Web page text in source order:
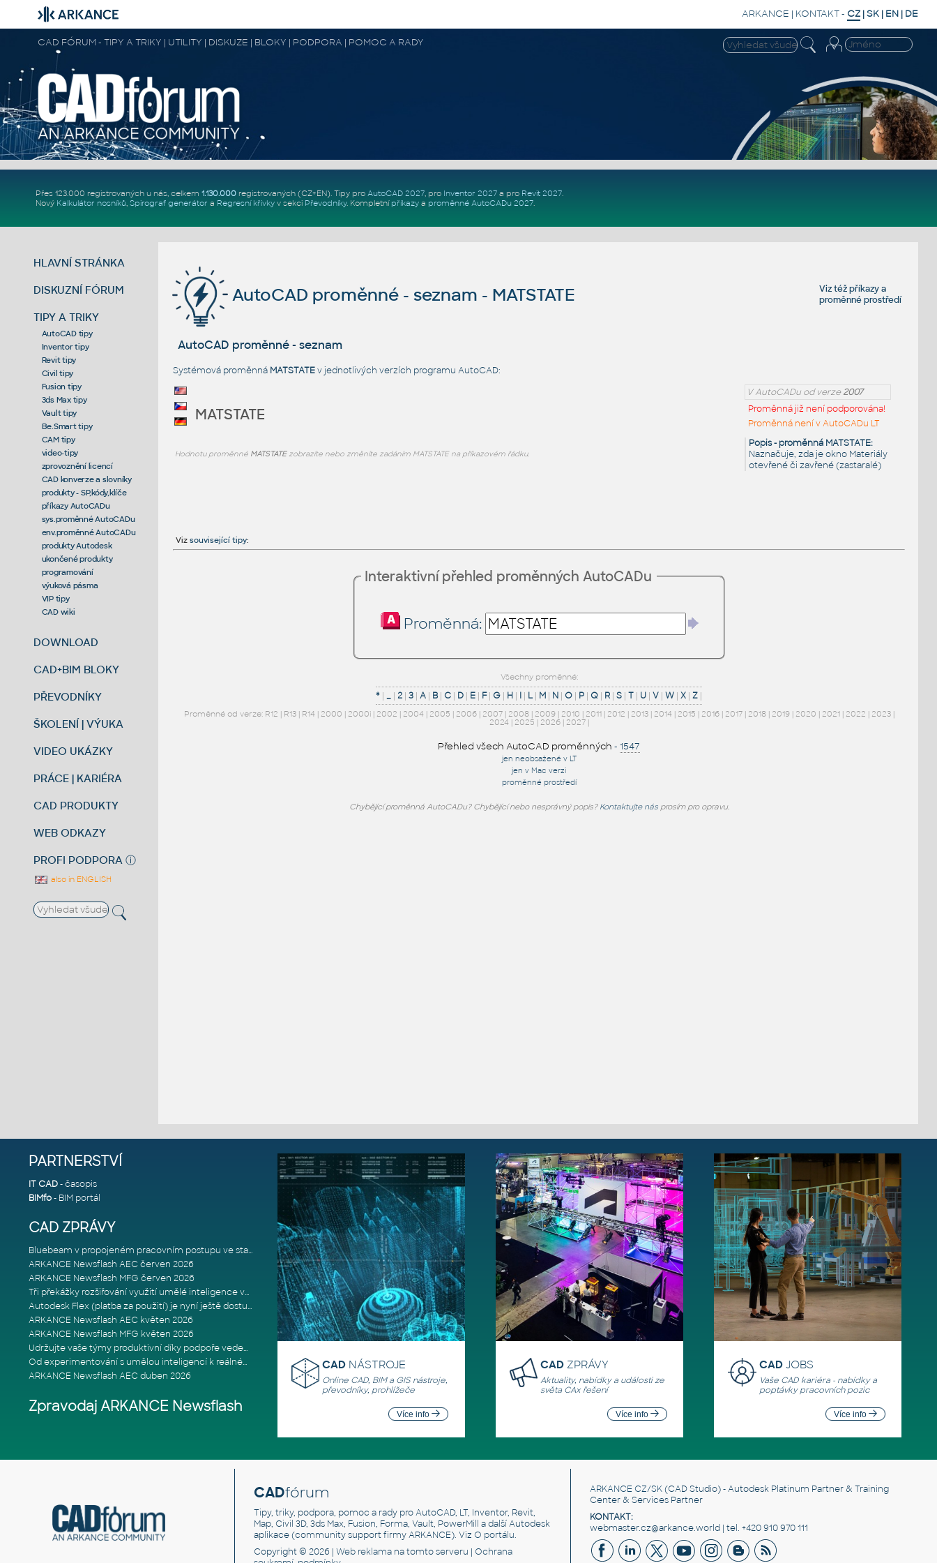
ARKANCE | KONTAKT- CZ |SK | EN | DE
CAD FÓRUM - TIPY A TRIKY | UTILITY | DISKUZE | BLOKY | PODPORA | POMOC A RADY
Přes 123.000 registrovaných u nás, celkem 1.130.000registrovaných (CZ+EN). Tipy pro AutoCAD 2027, pro Inventor 2027a pro Revit 2027.
Nový Kalkulátor nosníků, Spirograf generátor a Regresní křivkyv sekci Převodníky. Kompletní příkazya proměnné AutoCADu 2027.
HLAVNÍ STRÁNKA
DISKUZNÍ FÓRUM
TIPY A TRIKY
AutoCAD tipy
Inventor tipy
Revit tipy
Civil tipy
Fusion tipy
3ds Max tipy
Vault tipy
Be.Smart tipy
CAM tipy
video-tipy
zprovoznění licencí
CAD konverze a slovníky
produkty - SP,kódy,klíče
příkazy AutoCADu
sys.proměnné AutoCADu
env.proměnné AutoCADu
produkty Autodesk
ukončené produkty
programování
výuková pásma
VIP tipy
CAD wiki
DOWNLOAD
CAD+BIM BLOKY
PŘEVODNÍKY
ŠKOLENÍ | VÝUKA
VIDEO UKÁZKY
PRÁCE | KARIÉRA
CAD PRODUKTY
WEB ODKAZY
PROFI PODPORA ⓘ
also in ENGLISH
Viz téžpříkazya
proměnné prostředí
AutoCAD proměnné - seznam - MATSTATE
AutoCAD proměnné - seznam
Systémová proměnná MATSTATEv jednotlivých verzích programu AutoCAD:
V AutoCADu od verze2007
Proměnná již není podporována!
Proměnná není v AutoCADu LT
Popis - proměnná MATSTATE:
Naznačuje, zda je okno Materiály
otevřené či zavřené (zastaralé)
MATSTATE
Hodnotu proměnné MATSTATEzobrazíte nebo změníte zadáním MATSTATE na příkazovém řádku.
Viz související tipy:
Interaktivní přehled proměnných AutoCADu
Proměnná:
Všechny proměnné:
* | _ |2 |3 |A | B |C | D | E | F|G | H | I | L | M | N |O | P |Q | R |S |T | U |V |W |X |Z |
Proměnné od verze: R12 | R13| R14| 2000 | 2000i| 2002 | 2004| 2005 | 2006| 2007| 2008| 2009| 2010 | 2011| 2012 | 2013| 2014| 2015 | 2016| 2017| 2018| 2019| 2020 | 2021| 2022 | 2023|
2024| 2025 | 2026| 2027|
Přehled všech AutoCAD proměnných -1547
jen neobsažené v LT
jen v Mac verzi
proměnné prostředí
Chybějící proměnná AutoCADu? Chybějící nebo nesprávný popis? Kontaktujte násprosím pro opravu.
PARTNERSTVÍ
IT CAD- časopis
BIMfo- BIM portál
CAD ZPRÁVY
Bluebeam v propojeném pracovním postupu ve stavebnictví: Proč je int
ARKANCE Newsflash AEC červen 2026
ARKANCE Newsflash MFG červen 2026
Tři překážky rozšiřování využití umělé inteligence ve stavebním prům
Autodesk Flex (platba za použití) je nyní ještě dostupnější
ARKANCE Newsflash AEC květen 2026
ARKANCE Newsflash MFG květen 2026
Udržujte vaše týmy produktivní díky podpoře vedené odborníky
Od experimentování s umělou inteligencí k reálnému dopadu na podniká
ARKANCE Newsflash AEC duben 2026
Zpravodaj ARKANCE Newsflash
CAD NÁSTROJE
Online CAD, BIM a GIS nástroje,
převodníky, prohlížeče
Více info
CAD ZPRÁVY
Aktuality, nabídky a události ze
světa CAx řešení
Více info
CADJOBS
Vaše CAD kariéra - nabídky a
poptávky pracovních pozic
Více info
CADfórum
Tipy, triky, podpora, pomoc a rady pro AutoCAD, LT, Inventor, Revit,
Map, Civil 3D, 3ds Max, Fusion, Forma, Vault, PowerMill a další Autodesk
aplikace (community support firmy ARKANCE). Viz O portálu.
Copyright © 2026 | Web reklamana tomto serveru | Ochrana
ARKANCE CZ/SK(CAD Studio) - Autodesk Platinum Partner & Training
Center & Services Partner
KONTAKT:
webmaster.cz@arkance.world | tel. +420 910 970 111